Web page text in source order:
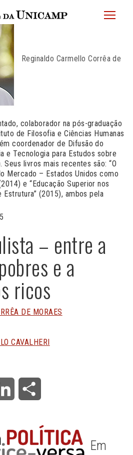
JU
Reginaldo Carmello Corrêa de
colaborador na pós-graduação
de Filosofia e Ciências Humanas
coordenador de Difusão do
e Tecnologia para Estudos sobre
Seus livros mais recentes são: “O
Mercado – Estados Unidos como
e “Educação Superior nos
(2015), ambos pela
– entre a
e a
ricos
DE MORAES
CAVALHERI
LinkedIn
Em